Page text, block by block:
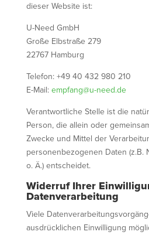
dieser Website ist:
U-Need GmbH
Große Elbstraße 279
22767 Hamburg
Telefon: +49 40 432 980 210
E-Mail: empfang@u-need.de
Verantwortliche Stelle ist die
Person, die allein oder
Zwecke und Mittel der
personenbezogenen Daten (z.B.
o. Ä.) entscheidet.
Widerruf Ihrer
Datenverarbeitung
Viele
ausdrücklichen Einwilligung